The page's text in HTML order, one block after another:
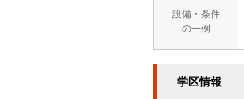
設備・条件
の一例
学区情報